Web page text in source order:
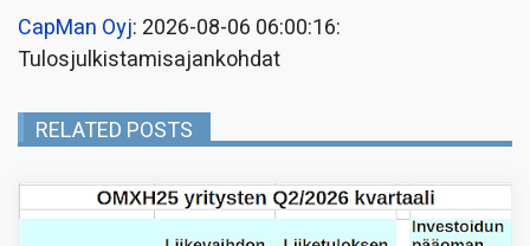
CapMan Oyj: 2026-08-06 06:00:16:
Tulosjulkistamisajankohdat
RELATED POSTS